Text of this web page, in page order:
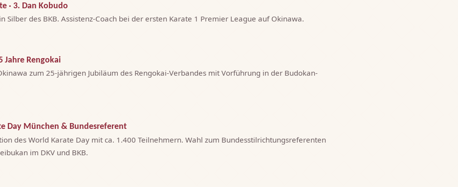
· 3. Dan Kobudo
Silber des BKB. Assistenz-Coach bei der ersten Karate 1 Premier League auf Okinawa.
Jahre Rengokai
zum 25-jährigen Jubiläum des Rengokai-Verbandes mit Vorführung in der Budokan-
Day München & Bundesreferent
des World Karate Day mit ca. 1.400 Teilnehmern. Wahl zum Bundesstilrichtungsreferenten
im DKV und BKB.